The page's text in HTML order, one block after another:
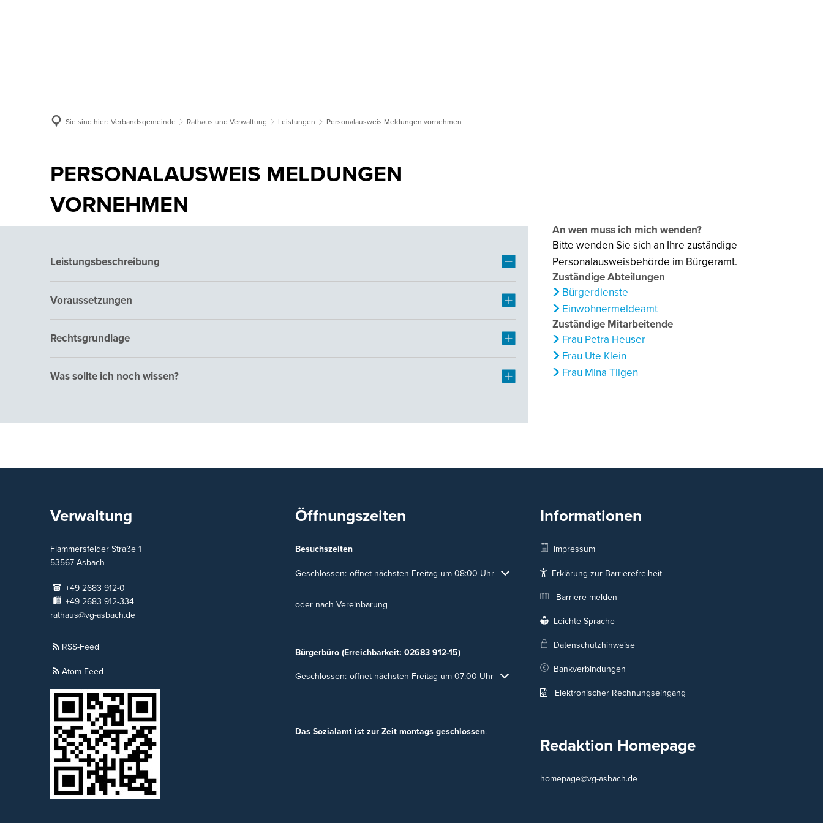
Sie sind hier: Verbandsgemeinde Rathaus und Verwaltung Leistungen Personalausweis Meldungen vornehmen
PERSONALAUSWEIS MELDUNGEN
VORNEHMEN
Leistungsbeschreibung
Voraussetzungen
Rechtsgrundlage
Was sollte ich noch wissen?
An wen muss ich mich wenden?
Bitte wenden Sie sich an Ihre zuständige
Personalausweisbehörde im Bürgeramt.
Zuständige Abteilungen
Bürgerdienste
Einwohnermeldeamt
Zuständige Mitarbeitende
Frau Petra Heuser
Frau Ute Klein
Frau Mina Tilgen
Verwaltung
Flammersfelder Straße 1
53567 Asbach
+49 2683 912-0
+49 2683 912-334
rathaus@vg-asbach.de
RSS-Feed
Atom-Feed
Öffnungszeiten
Besuchszeiten
Klicken, um weitere Öffnungs- oder Schließzeiten auszublenden
Geschlossen: öffnet nächsten Freitag um 08:00 Uhr
oder nach Vereinbarung
Bürgerbüro (Erreichbarkeit: 02683 912-15)
Klicken, um weitere Öffnungs- oder Schließzeiten auszublenden
Geschlossen: öffnet nächsten Freitag um 07:00 Uhr
Das Sozialamt ist zur Zeit montags geschlossen.
Informationen
Impressum
Erklärung zur Barrierefreiheit
Barriere melden
Leichte Sprache
Datenschutzhinweise
Bankverbindungen
Elektronischer Rechnungseingang
Redaktion Homepage
homepage@vg-asbach.de